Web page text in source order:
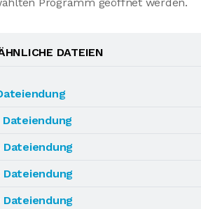
DATEIEN
Dateiendung
Dateiendung
Dateiendung
Dateiendung